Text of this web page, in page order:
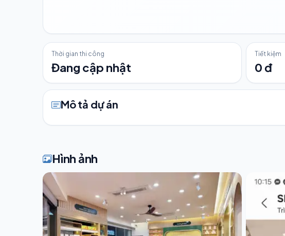
Thời gian thi công
Đang cập nhật
Tiết kiệm
0 đ
Mô tả dự án
Hình ảnh